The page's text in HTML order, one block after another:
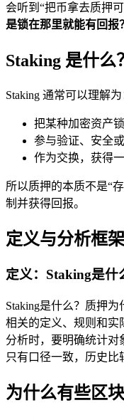
会听到“把币拿去质押
是锁在那里就能有回报？
Staking 是什么？
Staking 通常可以理解为
把某种加密资产
参与验证、安全
作为交换，获得一
所以质押的本质不是“
制并获得回报。
定义与分析框架
定义：Staking是什
Staking是什么？质押为
相关的定义、规则和实
分析时，要明确统计对
只有口径一致，历史比
为什么有些区